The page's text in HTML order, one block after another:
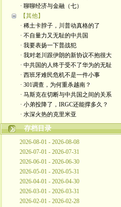
· 聊聊经济与金融（七）
【其他】
· 稀土卡脖子，川普动真格的了
· 不自量力又无耻的中共国
· 我要表扬一下普战犯
· 我对老川跟伊朗的新协议不抱很大
· 中共国的人终于受不了华为的无耻
· 西班牙难民危机不是一件小事
· 301调查，为何重杀越南？
· 马斯克在切断与中共国之间的关系
· 小弟投降了，IRGC还能撑多久？
· 水深火热的克里米亚
存档目录
2026-08-01 - 2026-08-08
2026-07-01 - 2026-07-31
2026-06-01 - 2026-06-30
2026-05-01 - 2026-05-31
2026-04-01 - 2026-04-30
2026-03-01 - 2026-03-31
2026-02-01 - 2026-02-28